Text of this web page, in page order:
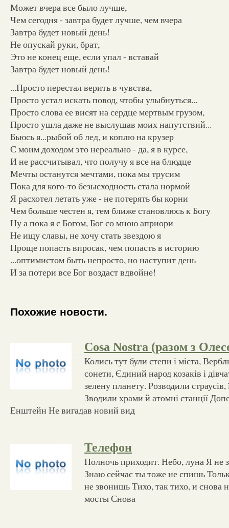
Может вчера все было лучше,
Чем сегодня - завтра будет лучше, чем вчера
Завтра будет новый день!
Не опускай руки, брат,
Это не конец еще, если упал - вставай
Завтра будет новый день!
...Просто перестал верить в чувства,
Просто устал искать повод, чтобы улыбнуться...
Просто слова ее висят на сердце мертвым грузом,
Просто ушла даже не выслушав моих напутствий...
Бьюсь я...рыбой об лед, и коплю на крузер
С моим доходом это нереально - да, я в курсе,
И не рассчитывал, что получу я все на блюдце
Мечты останутся мечтами, пока мы трусим
Пока для кого-то безысходность стала нормой
Я расхотел летать уже - не потерять бы корни
Чем больше честен я, тем ближе становлюсь к Богу
Ну а пока я с Богом, Бог со мною априори
Не ищу славы, не хочу стать звездою я
Проще попасть впросак, чем попасть в историю
...оптимистом быть непросто, но наступит день
И за потери все Бог воздаст вдвойне!
Похожие новости.
Cosa Nostra (разом з
Колись тут були степи і міста,
сонети, Єдиний народ козаків і
зелену планету. Розводили
Зводили храми й атомні станції
Енштейн Не вигадав новий вид
Телефон
Полночь приходит. Небо, луна Я не
Знаю сейчас ты тоже не спишь
не звонишь Тихо, так тихо, и
мосты Снова